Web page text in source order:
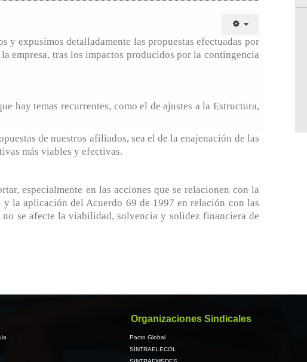
y expusimos detalladamente las propuestas efectuadas por
empresa, tras los impactos producidos por la contingencia
hay temas recurrentes, como el de ajustes a la Estructura,
de nuestros afiliados, sea el de la enajenación de las
más viables y efectivas.
especialmente en las acciones que se relacionen con la
la aplicación del Acuerdo 69 de 1997 en relación con las
se afecte la viabilidad, solvencia y solidez financiera de
Organizaciones Sindicales
Pacto Global
SINTRAELECOL